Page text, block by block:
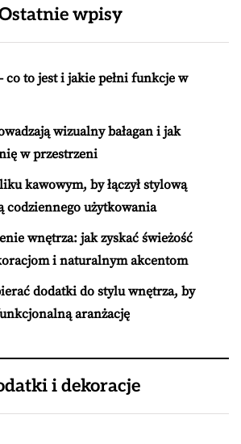
wpisy
co to jest i jakie pełni funkcje w
wizualny bałagan i jak
w przestrzeni
kawowym, by łączył stylową
codziennego użytkowania
wnętrza: jak zyskać świeżość
i naturalnym akcentom
dodatki do stylu wnętrza, by
aranżację
i dekoracje